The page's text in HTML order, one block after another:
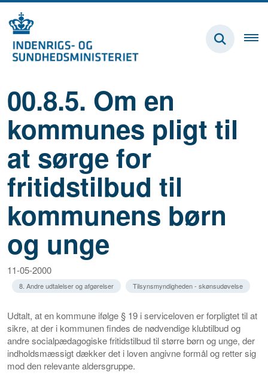
00.8.5. Om en
kommunes pligt til
at sørge for
fritidstilbud til
kommunens børn
og unge
11-05-2000
8. Andre udtalelser og afgørelser Tilsynsmyndigheden - skønsudøvelse
Udtalt, at en kommune ifølge § 19 i serviceloven er forpligtet til at
sikre, at der i kommunen findes de nødvendige klubtilbud og
andre socialpædagogiske fritidstilbud til større børn og unge, der
indholdsmæssigt dækker det i loven angivne formål og retter sig
mod den relevante aldersgruppe.